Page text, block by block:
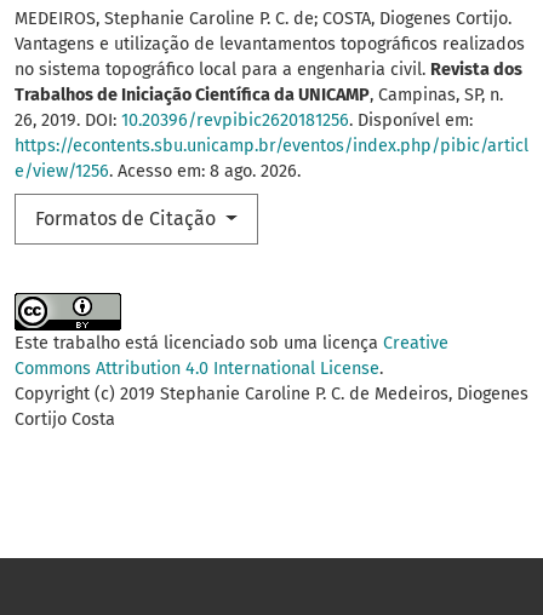
MEDEIROS, Stephanie Caroline P. C. de; COSTA, Diogenes Cortijo.
Vantagens e utilização de levantamentos topográficos realizados
no sistema topográfico local para a engenharia civil. Revista dos
Trabalhos de Iniciação Científica da UNICAMP, Campinas, SP, n.
26, 2019. DOI: 10.20396/revpibic2620181256. Disponível em:
https://econtents.sbu.unicamp.br/eventos/index.php/pibic/articl
e/view/1256. Acesso em: 8 ago. 2026.
Formatos de Citação
Este trabalho está licenciado sob uma licença Creative
Commons Attribution 4.0 International License.
Copyright (c) 2019 Stephanie Caroline P. C. de Medeiros, Diogenes
Cortijo Costa